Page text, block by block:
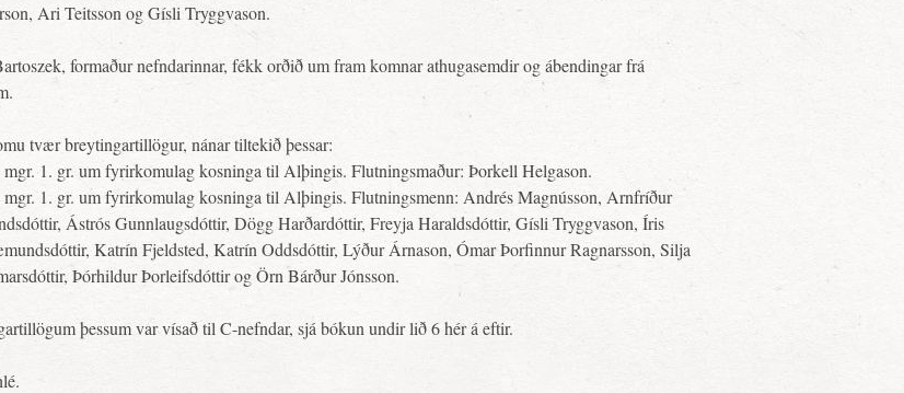
Ari Teitsson og Gísli Tryggvason.
formaður nefndarinnar, fékk orðið um fram komnar athugasemdir og ábendingar frá
tvær breytingartillögur, nánar tiltekið þessar:
1. gr. um fyrirkomulag kosninga til Alþingis. Flutningsmaður: Þorkell Helgason.
1. gr. um fyrirkomulag kosninga til Alþingis. Flutningsmenn: Andrés Magnússon, Arnfríður
Ástrós Gunnlaugsdóttir, Dögg Harðardóttir, Freyja Haraldsdóttir, Gísli Tryggvason, Íris
Katrín Fjeldsted, Katrín Oddsdóttir, Lýður Árnason, Ómar Þorfinnur Ragnarsson, Silja
Þórhildur Þorleifsdóttir og Örn Bárður Jónsson.
þessum var vísað til C-nefndar, sjá bókun undir lið 6 hér á eftir.